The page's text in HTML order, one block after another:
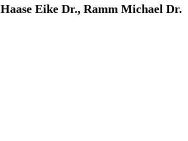
Haase Eike Dr., Ramm Michael Dr.